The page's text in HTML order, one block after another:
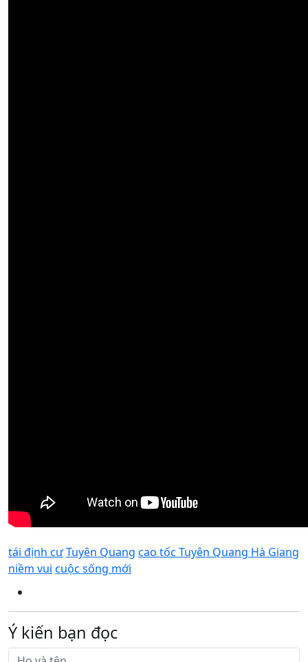
tái định cưTuyên Quang cao tốc Tuyên Quang Hà Giang
niềm vui cuộc sống mới
Ý kiến bạn đọc